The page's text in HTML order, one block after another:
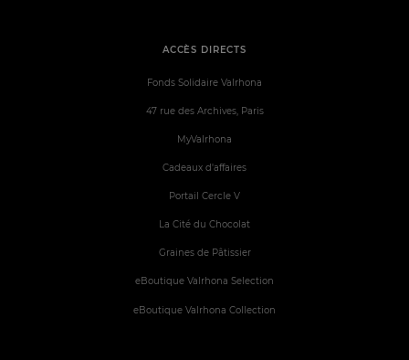
ACCÈS DIRECTS
Fonds Solidaire Valrhona
47 rue des Archives, Paris
MyValrhona
Cadeaux d'affaires
Portail Cercle V
La Cité du Chocolat
Graines de Pâtissier
eBoutique Valrhona Selection
eBoutique Valrhona Collection